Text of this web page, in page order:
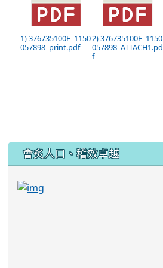
1) 376735100E_1150
057898_print.pdf
2) 376735100E_1150
057898_ATTACH1.pd
f
會炙人口、稽效卓越